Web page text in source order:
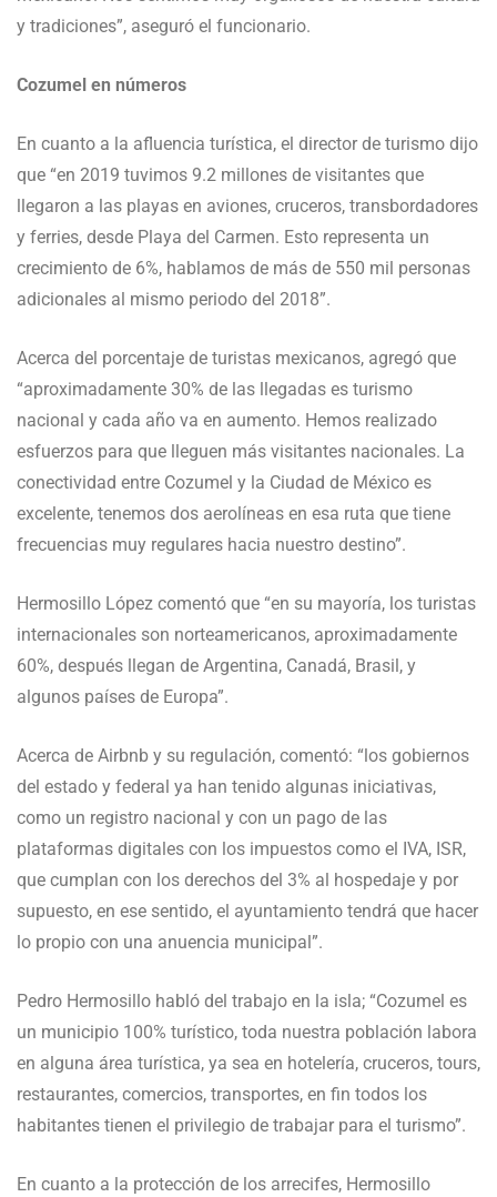
y tradiciones”, aseguró el funcionario.
Cozumel en números
En cuanto a la afluencia turística, el director de turismo dijo
que “en 2019 tuvimos 9.2 millones de visitantes que
llegaron a las playas en aviones, cruceros, transbordadores
y ferries, desde Playa del Carmen. Esto representa un
crecimiento de 6%, hablamos de más de 550 mil personas
adicionales al mismo periodo del 2018”.
Acerca del porcentaje de turistas mexicanos, agregó que
“aproximadamente 30% de las llegadas es turismo
nacional y cada año va en aumento. Hemos realizado
esfuerzos para que lleguen más visitantes nacionales. La
conectividad entre Cozumel y la Ciudad de México es
excelente, tenemos dos aerolíneas en esa ruta que tiene
frecuencias muy regulares hacia nuestro destino”.
Hermosillo López comentó que “en su mayoría, los turistas
internacionales son norteamericanos, aproximadamente
60%, después llegan de Argentina, Canadá, Brasil, y
algunos países de Europa”.
Acerca de Airbnb y su regulación, comentó: “los gobiernos
del estado y federal ya han tenido algunas iniciativas,
como un registro nacional y con un pago de las
plataformas digitales con los impuestos como el IVA, ISR,
que cumplan con los derechos del 3% al hospedaje y por
supuesto, en ese sentido, el ayuntamiento tendrá que hacer
lo propio con una anuencia municipal”.
Pedro Hermosillo habló del trabajo en la isla; “Cozumel es
un municipio 100% turístico, toda nuestra población labora
en alguna área turística, ya sea en hotelería, cruceros, tours,
restaurantes, comercios, transportes, en fin todos los
habitantes tienen el privilegio de trabajar para el turismo”.
En cuanto a la protección de los arrecifes, Hermosillo